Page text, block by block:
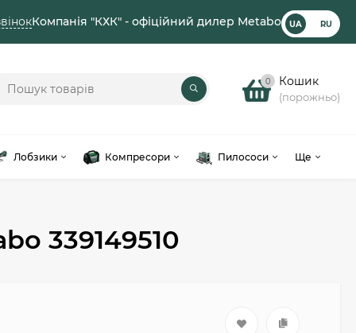
Компанія "КХК" - офіційний дилер Metabo UA RU
0 Кошик
(порожньо)
Лобзики Компресори Пилососи Ще
339149510